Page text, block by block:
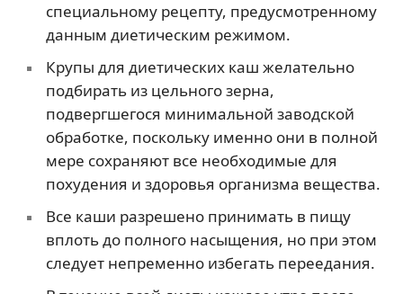
специальному рецепту, предусмотренному
данным диетическим режимом.
Крупы для диетических каш желательно
подбирать из цельного зерна,
подвергшегося минимальной заводской
обработке, поскольку именно они в полной
мере сохраняют все необходимые для
похудения и здоровья организма вещества.
Все каши разрешено принимать в пищу
вплоть до полного насыщения, но при этом
следует непременно избегать переедания.